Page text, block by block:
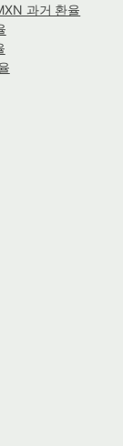
과거 환율